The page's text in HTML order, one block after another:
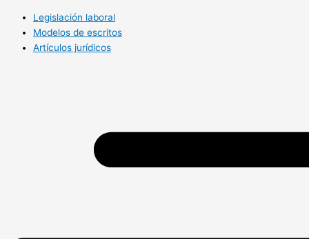
Legislación laboral
Modelos de escritos
Artículos jurídicos